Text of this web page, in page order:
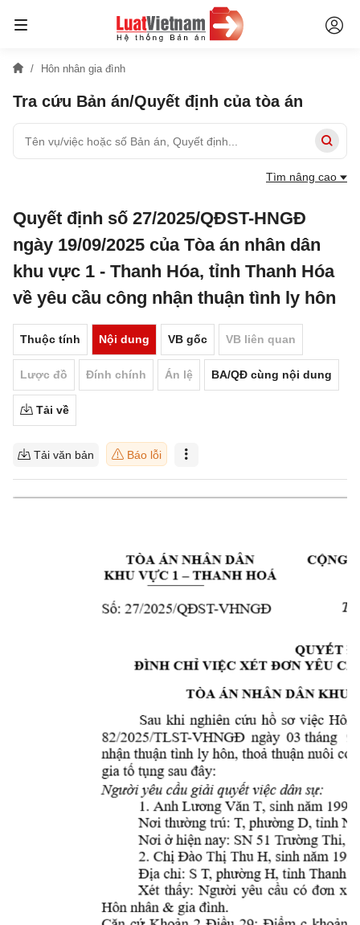
Hôn nhân gia đình
Tra cứu Bản án/Quyết định của tòa án
Tìm nâng cao
Quyết định số 27/2025/QĐST-HNGĐ
ngày 19/09/2025 của Tòa án nhân dân
khu vực 1 - Thanh Hóa, tỉnh Thanh Hóa
về yêu cầu công nhận thuận tình ly hôn
Thuộc tính Nội dung VB gốc VB liên quan
Lược đồ Đính chính Án lệ BA/QĐ cùng nội dung
Tải về
Tải văn bản Báo lỗi